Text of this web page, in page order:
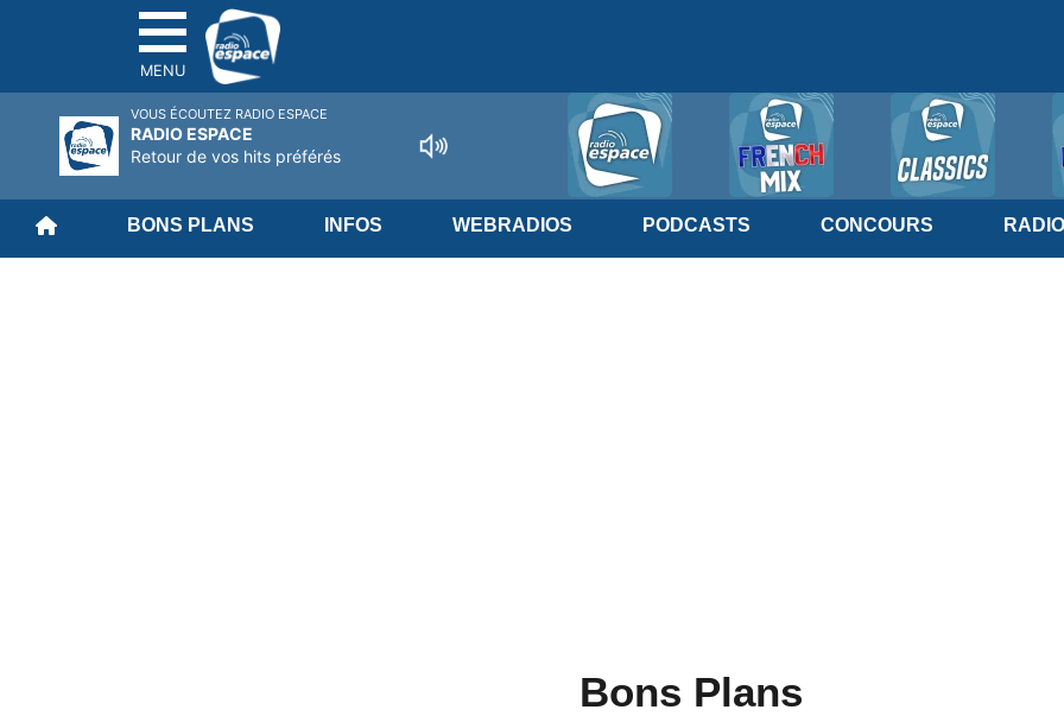
MENU
BONS PLANS INFOS WEBRADIOS PODCASTS CONCOURS RADIO
Bons Plans
VOUS ÉCOUTEZ RADIO ESPACE
RADIO ESPACE
Retour de vos hits préférés